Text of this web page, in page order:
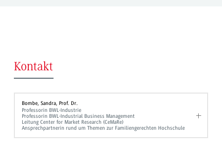
Kontakt
Bombe, Sandra, Prof. Dr.
Professorin BWL-Industrie
Professorin BWL-Industrial Business Management
Leitung Center for Market Research (CeMaRe)
Ansprechpartnerin rund um Themen zur Familiengerechten Hochschule